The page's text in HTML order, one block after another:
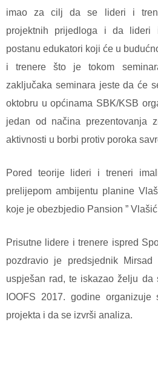
imao za cilj da se lideri i
projektnih prijedloga i da
postanu edukatori koji će u
i trenere što je tokom
zaključaka seminara jeste da će
oktobru u općinama SBK/KSB
jedan od načina prezentovanja
aktivnosti u borbi protiv poroka
Pored teorije lideri i treneri
prelijepom ambijentu planine
koje je obezbjedio Pansion ”
Prisutne lidere i trenere ispred
pozdravio je predsjednik
uspješan rad, te iskazao želju da
IOOFS 2017. godine organizuje
projekta i da se izvrši analiza.